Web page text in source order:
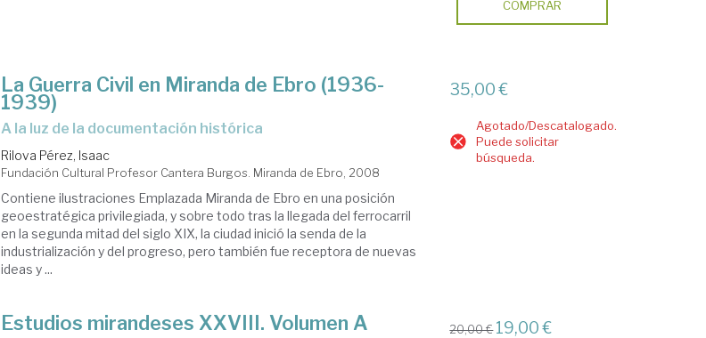
COMPRAR
La Guerra Civil en Miranda de Ebro (1936-
1939)
a la luz de la documentación histórica
Rilova Pérez, Isaac
Fundación Cultural Profesor Cantera Burgos. Miranda de Ebro, 2008
Contiene ilustraciones Emplazada Miranda de Ebro en una posición
geoestratégica privilegiada, y sobre todo tras la llegada del ferrocarril
en la segunda mitad del siglo XIX, la ciudad inició la senda de la
industrialización y del progreso, pero también fue receptora de nuevas
ideas y ...
35,00 €
Agotado/Descatalogado.
Puede solicitar
búsqueda.
Estudios mirandeses XXVIII. Volumen A 20,00 € 19,00 €